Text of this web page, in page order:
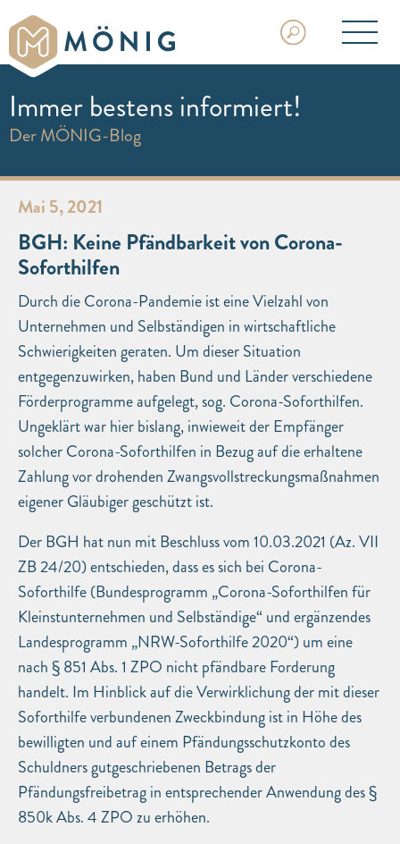
Immer bestens informiert!
Der MÖNIG-Blog
Mai 5, 2021
BGH: Keine Pfändbarkeit von Corona-
Soforthilfen
Durch die Corona-Pandemie ist eine Vielzahl von
Unternehmen und Selbständigen in wirtschaftliche
Schwierigkeiten geraten. Um dieser Situation
entgegenzuwirken, haben Bund und Länder verschiedene
Förderprogramme aufgelegt, sog. Corona-Soforthilfen.
Ungeklärt war hier bislang, inwieweit der Empfänger
solcher Corona-Soforthilfen in Bezug auf die erhaltene
Zahlung vor drohenden Zwangsvollstreckungsmaßnahmen
eigener Gläubiger geschützt ist.
Der BGH hat nun mit Beschluss vom 10.03.2021 (Az. VII
ZB 24/20) entschieden, dass es sich bei Corona-
Soforthilfe (Bundesprogramm „Corona-Soforthilfen für
Kleinstunternehmen und Selbständige“ und ergänzendes
Landesprogramm „NRW-Soforthilfe 2020“) um eine
nach § 851 Abs. 1 ZPO nicht pfändbare Forderung
handelt. Im Hinblick auf die Verwirklichung der mit dieser
Soforthilfe verbundenen Zweckbindung ist in Höhe des
bewilligten und auf einem Pfändungsschutzkonto des
Schuldners gutgeschriebenen Betrags der
Pfändungsfreibetrag in entsprechender Anwendung des §
850k Abs. 4 ZPO zu erhöhen.